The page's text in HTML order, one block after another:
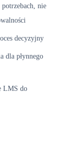
nie
decyzyjny
dla płynnego
LMS do